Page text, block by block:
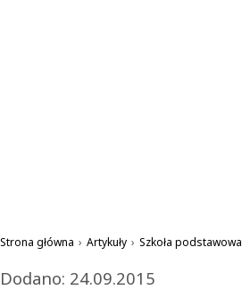
Strona główna › Artykuły › Szkoła podstawowa
Dodano: 24.09.2015